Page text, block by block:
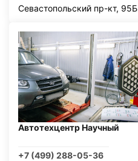
Севастопольский пр-кт, 95Б
Автотехцентр Научный
+7 (499) 288-05-36